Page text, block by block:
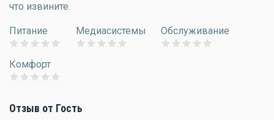
что извините.
Питание Медиасистемы Обслуживание
Комфорт
Отзыв от Гость